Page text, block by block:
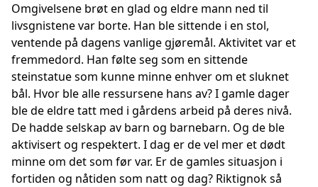
Omgivelsene brøt en glad og eldre mann ned til
livsgnistene var borte. Han ble sittende i en stol,
ventende på dagens vanlige gjøremål. Aktivitet var et
fremmedord. Han følte seg som en sittende
steinstatue som kunne minne enhver om et sluknet
bål. Hvor ble alle ressursene hans av? I gamle dager
ble de eldre tatt med i gårdens arbeid på deres nivå.
De hadde selskap av barn og barnebarn. Og de ble
aktivisert og respektert. I dag er de vel mer et dødt
minne om det som før var. Er de gamles situasjon i
fortiden og nåtiden som natt og dag? Riktignok så